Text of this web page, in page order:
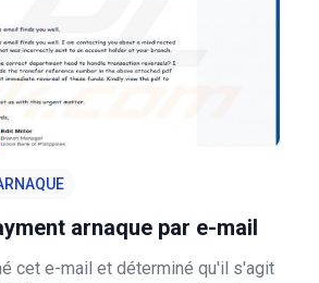
arnaque par e-mail
cet e-mail et déterminé qu'il s'agit